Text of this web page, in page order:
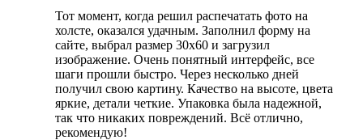
Тот момент, когда решил распечатать фото на
холсте, оказался удачным. Заполнил форму на
сайте, выбрал размер 30х60 и загрузил
изображение. Очень понятный интерфейс, все
шаги прошли быстро. Через несколько дней
получил свою картину. Качество на высоте, цвета
яркие, детали четкие. Упаковка была надежной,
так что никаких повреждений. Всё отлично,
рекомендую!